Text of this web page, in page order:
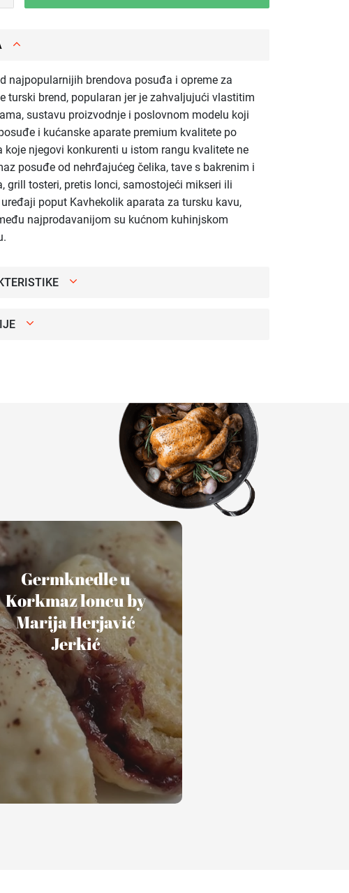
najpopularnijih brendova posuđa i opreme za
turski brend, popularan jer je zahvaljujući vlastitim
sustavu proizvodnje i poslovnom modelu koji
i kućanske aparate premium kvalitete po
koje njegovi konkurenti u istom rangu kvalitete ne
posuđe od nehrđajućeg čelika, tave s bakrenim i
grill tosteri, pretis lonci, samostojeći mikseri ili
poput Kavhekolik aparata za tursku kavu,
najprodavanijom su kućnom kuhinjskom
Germknedle u
Korkmaz loncu by
Marija Herjavić
Jerkić